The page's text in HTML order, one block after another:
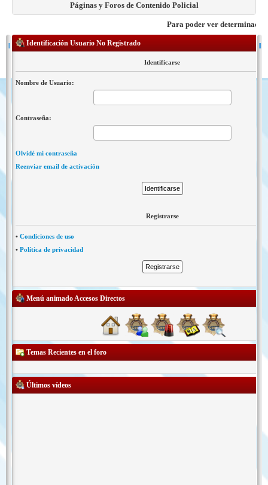
Páginas y Foros de Contenido Policial
Para poder ver determinados
Identificación Usuario No Registrado
Identificarse
Nombre de Usuario:
Contraseña:
Olvidé mi contraseña
Reenviar email de activación
Registrarse
• Condiciones de uso
• Política de privacidad
Menú animado Accesos Directos
Temas Recientes en el foro
Últimos vídeos